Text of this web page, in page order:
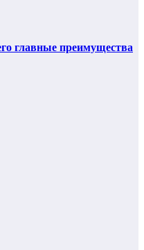
главные преимущества